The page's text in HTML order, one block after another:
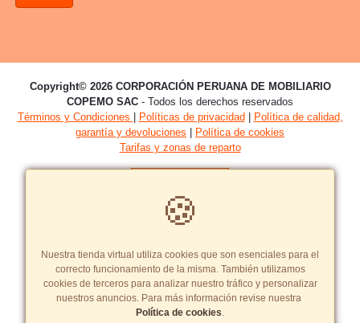
Copyright© 2026 CORPORACIÓN PERUANA DE MOBILIARIO
COPEMO SAC - Todos los derechos reservados
Términos y Condiciones
Políticas de privacidad
Política de calidad,
garantía y devoluciones
Política de cookies
Tarifas y zonas de reparto
🍪
Nuestra tienda virtual utiliza cookies que son esenciales para el
correcto funcionamiento de la misma. También utilizamos
cookies de terceros para analizar nuestro tráfico y personalizar
nuestros anuncios. Para más información revise nuestra
Política de cookies.
Crea una tienda virtual como esta.